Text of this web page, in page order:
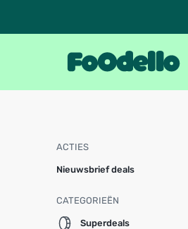
ACTIES
Nieuwsbrief deals
CATEGORIEËN
Superdeals